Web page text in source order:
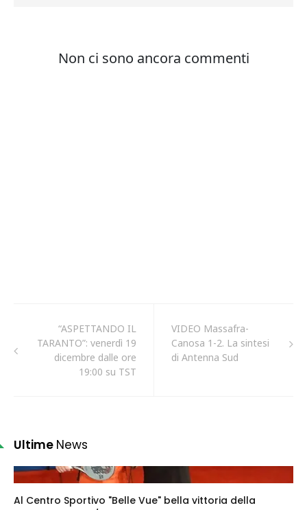
“ASPETTANDO IL
TARANTO”: venerdì 19
dicembre dalle ore
19:00 su TST
VIDEO Massafra-
Canosa 1-2. La sintesi
di Antenna Sud
Ultime News
Al Centro Sportivo "Belle Vue" bella vittoria della